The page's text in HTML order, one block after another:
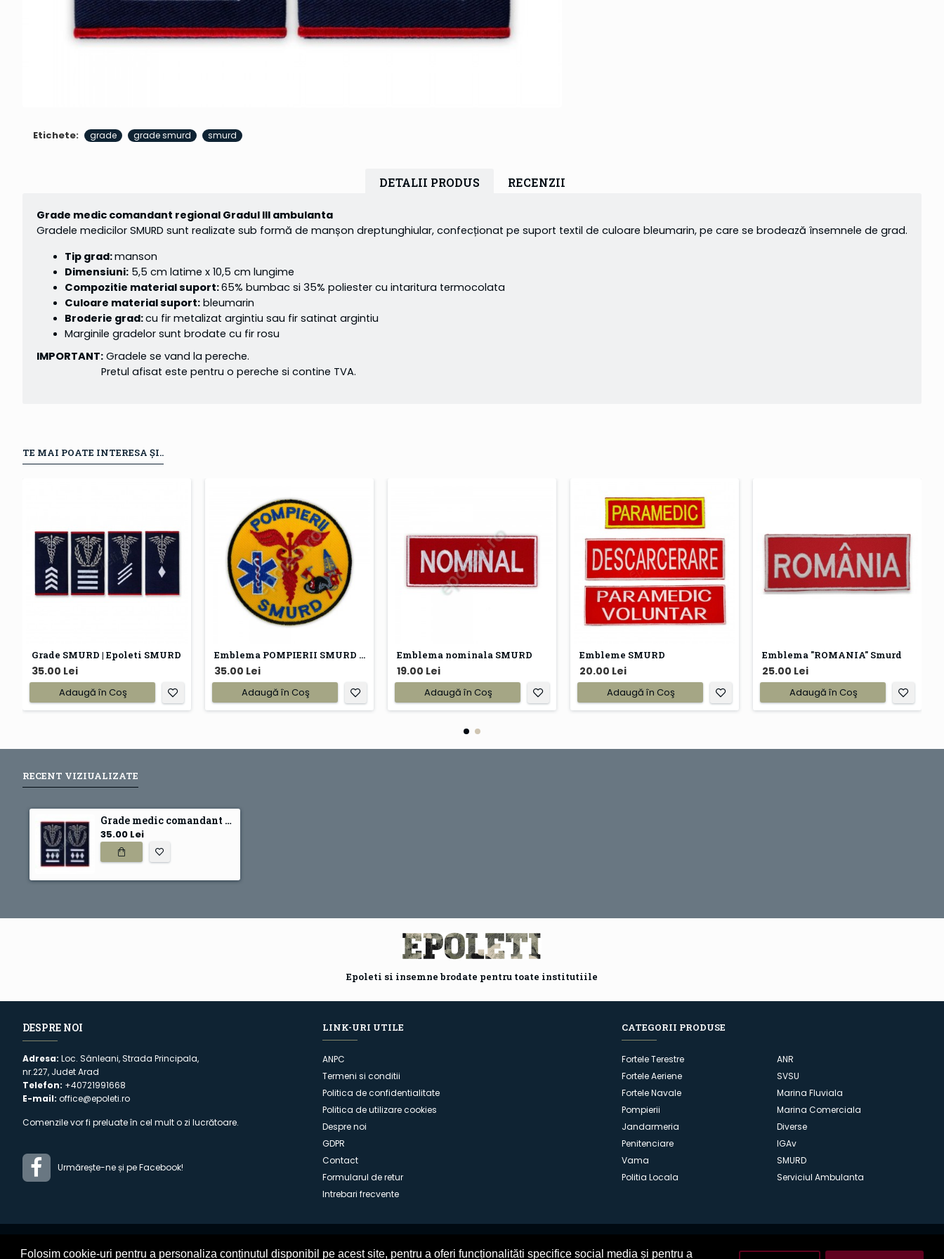
Folosim cookie-uri pentru a personaliza conținutul disponibil pe acest site, pentru a oferi funcționalităti specifice social media și pentru a
Etichete: grade grade smurd smurd
DETALII PRODUS RECENZII
Grade medic comandant regional Gradul III ambulanta
Gradele medicilor SMURD sunt realizate sub formă de manșon dreptunghiular, confecționat pe suport textil de culoare bleumarin, pe care se brodează însemnele de grad.
Tip grad:manson
Dimensiuni: 5,5 cm latime x 10,5 cm lungime
Compozitie material suport:65% bumbac si 35% poliester cu intaritura termocolata
Culoare material suport: bleumarin
Broderie grad:cu fir metalizat argintiu sau fir satinat argintiu
Marginile gradelor sunt brodate cu fir rosu
IMPORTANT: Gradele se vand la pereche.
Pretul afisat este pentru o pereche si contine TVA.
TE MAI POATE INTERESA ȘI..
Grade SMURD | Epoleti SMURD
35.00 Lei
Adaugă în Coş
Emblema POMPIERII SMURD brodata
35.00 Lei
Adaugă în Coş
Emblema nominala SMURD
19.00 Lei
Adaugă în Coş
Embleme SMURD
20.00 Lei
Adaugă în Coş
Emblema "ROMANIA" Smurd
25.00 Lei
Adaugă în Coş
RECENT VIZIUALIZATE
Grade medic comandant regional Gradul III ambulanta
35.00 Lei
Epoleti si insemne brodate pentru toate institutiile
DESPRE NOI
Adresa: Loc. Sânleani, Strada Principala,
nr.227, Judet Arad
Telefon: +40721991668
E-mail: office@epoleti.ro
Comenzile vor fi preluate în cel mult o zi lucrătoare.
Urmărește-ne și pe Facebook!
LINK-URI UTILE
ANPC
Termeni si conditii
Politica de confidentialitate
Politica de utilizare cookies
Despre noi
GDPR
Contact
Formularul de retur
Intrebari frecvente
CATEGORII PRODUSE
Fortele Terestre
Fortele Aeriene
Fortele Navale
Pompierii
Jandarmeria
Penitenciare
Vama
Politia Locala
ANR
SVSU
Marina Fluviala
Marina Comerciala
Diverse
IGAv
SMURD
Serviciul Ambulanta